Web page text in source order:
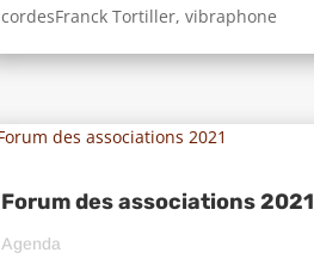
cordesFranck Tortiller, vibraphone
Forum des associations 2021
Agenda